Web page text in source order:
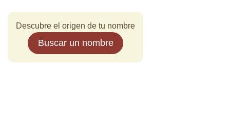
Descubre el origen de tu nombre
Buscar un nombre